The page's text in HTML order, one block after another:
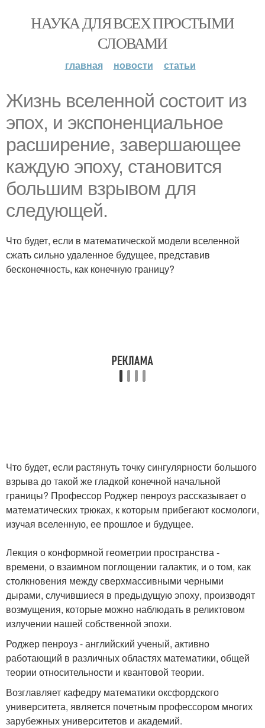
НАУКА ДЛЯ ВСЕХ ПРОСТЫМИ
СЛОВАМИ
главная новости статьи
Жизнь вселенной состоит из
эпох, и экспоненциальное
расширение, завершающее
каждую эпоху, становится
большим взрывом для
следующей.
Что будет, если в математической модели вселенной
сжать сильно удаленное будущее, представив
бесконечность, как конечную границу?
Что будет, если растянуть точку сингулярности большого
взрыва до такой же гладкой конечной начальной
границы? Профессор Роджер пенроуз рассказывает о
математических трюках, к которым прибегают космологи,
изучая вселенную, ее прошлое и будущее.
Лекция о конформной геометрии пространства -
времени, о взаимном поглощении галактик, и о том, как
столкновения между сверхмассивными черными
дырами, случившиеся в предыдущую эпоху, производят
возмущения, которые можно наблюдать в реликтовом
излучении нашей собственной эпохи.
Роджер пенроуз - английский ученый, активно
работающий в различных областях математики, общей
теории относительности и квантовой теории.
Возглавляет кафедру математики оксфордского
университета, является почетным профессором многих
зарубежных университетов и академий.